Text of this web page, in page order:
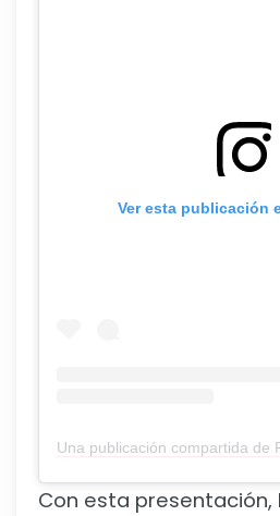
Ver esta publicación
Con esta